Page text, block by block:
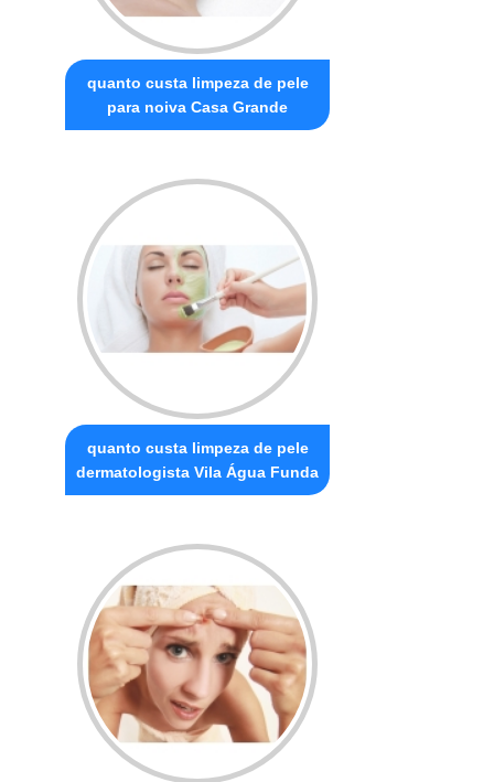
quanto custa limpeza de pele
para noiva Casa Grande
quanto custa limpeza de pele
dermatologista Vila Água Funda